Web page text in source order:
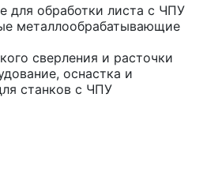
для обработки листа с ЧПУ
металлообрабатывающие
сверления и расточки
оснастка и
станков с ЧПУ